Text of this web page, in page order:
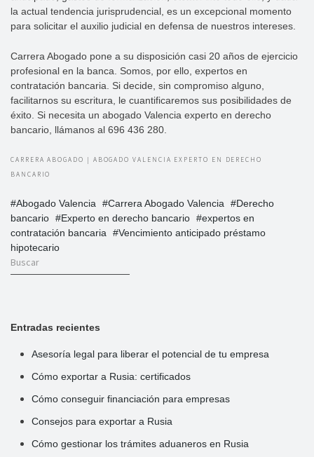
la actual tendencia jurisprudencial, es un excepcional momento
para solicitar el auxilio judicial en defensa de nuestros intereses.
Carrera Abogado pone a su disposición casi 20 años de ejercicio
profesional en la banca. Somos, por ello, expertos en
contratación bancaria. Si decide, sin compromiso alguno,
facilitarnos su escritura, le cuantificaremos sus posibilidades de
éxito. Si necesita un abogado Valencia experto en derecho
bancario, llámanos al 696 436 280.
CARRERA ABOGADO | ABOGADO VALENCIA EXPERTO EN DERECHO
BANCARIO
Abogado Valencia Carrera Abogado Valencia
Derecho
bancario
Experto en derecho bancario
expertos en
contratación bancaria
Vencimiento anticipado préstamo
hipotecario
Entradas recientes
Asesoría legal para liberar el potencial de tu empresa
Cómo exportar a Rusia: certificados
Cómo conseguir financiación para empresas
Consejos para exportar a Rusia
Cómo gestionar los trámites aduaneros en Rusia